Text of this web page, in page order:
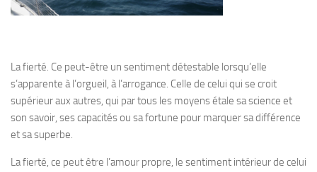
La fierté. Ce peut-être un sentiment détestable lorsqu’elle
s’apparente à l’orgueil, à l’arrogance. Celle de celui qui se croit
supérieur aux autres, qui par tous les moyens étale sa science et
son savoir, ses capacités ou sa fortune pour marquer sa différence
et sa superbe.
La fierté, ce peut être l’amour propre, le sentiment intérieur de celui